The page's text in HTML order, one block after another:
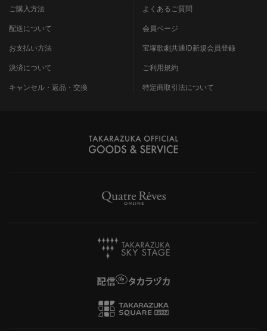
ご購入方法
配送について
お支払い方法
決済について
キャンセル・返品・交換
よくあるご質問
会員ページ
宝塚歌劇共通ID新規会員登録
ご利用規約
特定商取引法について